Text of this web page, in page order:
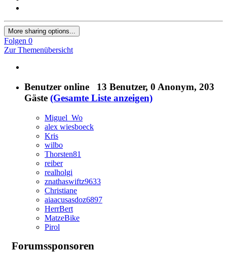
More sharing options...
Folgen 0
Zur Themenübersicht
Benutzer online 13 Benutzer, 0 Anonym, 203
Gäste (Gesamte Liste anzeigen)
Miguel_Wo
alex wiesboeck
Kris
wilbo
Thorsten81
reiber
realholgi
znathaswiftz9633
Christiane
aiaacusasdoz6897
HerrBert
MatzeBike
Pirol
Forumssponsoren